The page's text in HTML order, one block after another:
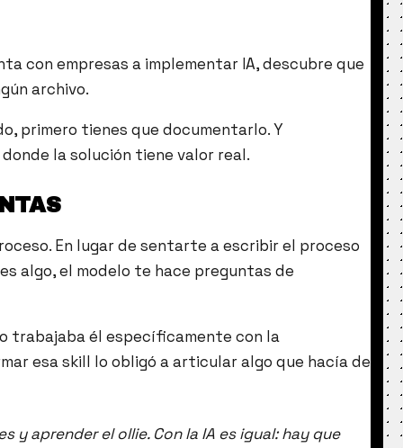
con empresas a implementar IA, descubre que
archivo.
primero tienes que documentarlo. Y
la solución tiene valor real.
En lugar de sentarte a escribir el proceso
algo, el modelo te hace preguntas de
trabajaba él específicamente con la
esa skill lo obligó a articular algo que hacía de
y aprender el ollie. Con la IA es igual: hay que